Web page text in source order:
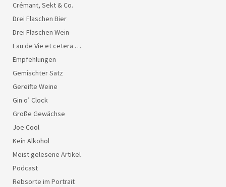
Crémant, Sekt & Co.
Drei Flaschen Bier
Drei Flaschen Wein
Eau de Vie et cetera …
Empfehlungen
Gemischter Satz
Gereifte Weine
Gin o’ Clock
Große Gewächse
Joe Cool
Kein Alkohol
Meist gelesene Artikel
Podcast
Rebsorte im Portrait